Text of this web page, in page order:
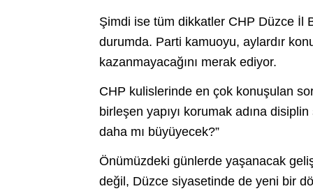
Şimdi ise tüm dikkatler CHP Düzce İl
durumda. Parti kamuoyu, aylardır
kazanmayacağını merak ediyor.
CHP kulislerinde en çok konuşulan
birleşen yapıyı korumak adına
daha mı büyüyecek?”
Önümüzdeki günlerde yaşanacak
değil, Düzce siyasetinde de yeni bir